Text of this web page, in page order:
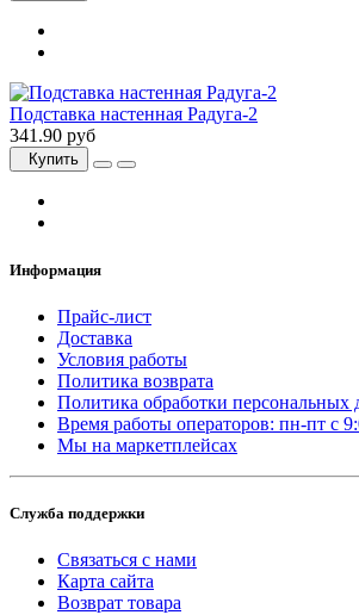
Подставка настенная Радуга-2
341.90 руб
Купить
Информация
Прайс-лист
Доставка
Условия работы
Политика возврата
Политика обработки персональных
Время работы операторов: пн-пт с
Мы на маркетплейсах
Служба поддержки
Связаться с нами
Карта сайта
Возврат товара